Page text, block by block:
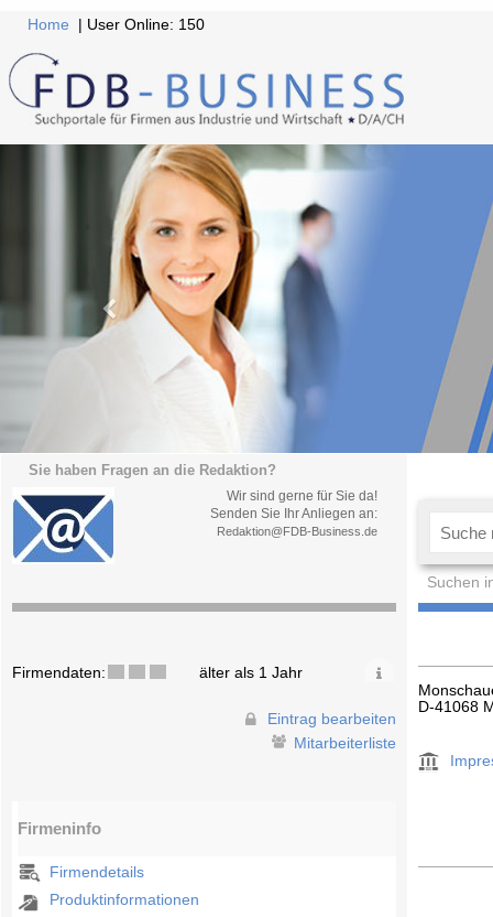
Home | User Online: 150
Sie haben Fragen an die Redaktion?
Wir sind gerne für Sie da!
Senden Sie Ihr Anliegen an:
Redaktion@FDB-Business.de
Suchen
Firmendaten: älter als 1 Jahr
Eintrag bearbeiten
Mitarbeiterliste
Firmeninfo
Firmendetails
Produktinformationen
D-41068